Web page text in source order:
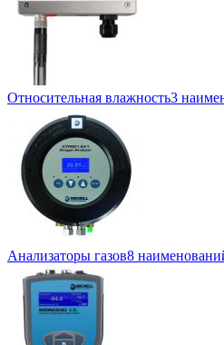
Относительная влажность3
Анализаторы газов8